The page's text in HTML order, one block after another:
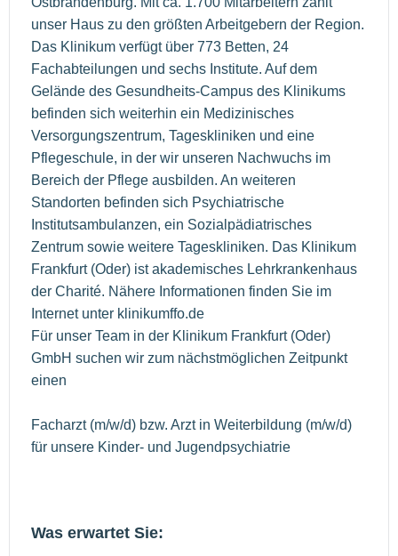
unser Haus zu den größten Arbeitgebern der Region.
Das Klinikum verfügt über 773 Betten, 24
Fachabteilungen und sechs Institute. Auf dem
Gelände des Gesundheits-Campus des Klinikums
befinden sich weiterhin ein Medizinisches
Versorgungszentrum, Tageskliniken und eine
Pflegeschule, in der wir unseren Nachwuchs im
Bereich der Pflege ausbilden. An weiteren
Standorten befinden sich Psychiatrische
Institutsambulanzen, ein Sozialpädiatrisches
Zentrum sowie weitere Tageskliniken. Das Klinikum
Frankfurt (Oder) ist akademisches Lehrkrankenhaus
der Charité. Nähere Informationen finden Sie im
Internet unter klinikumffo.de
Für unser Team in der Klinikum Frankfurt (Oder)
GmbH suchen wir zum nächstmöglichen Zeitpunkt
einen
Facharzt (m/w/d) bzw. Arzt in Weiterbildung (m/w/d)
für unsere Kinder- und Jugendpsychiatrie
Was erwartet Sie: